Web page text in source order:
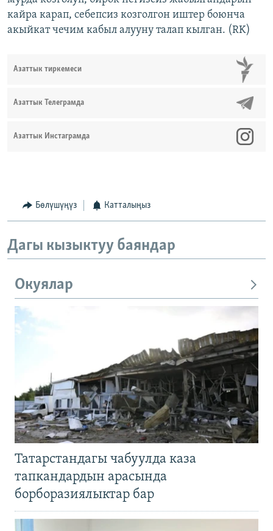
кайра карап, себепсиз козголгон иштер боюнча
акыйкат чечим кабыл алууну талап кылган. (RK)
Азаттык тиркемеси
Азаттык Телеграмда
Азаттык Инстаграмда
Бөлүшүңүз Катталыңыз
Дагы кызыктуу баяндар
Окуялар
Татарстандагы чабуулда каза
тапкандардын арасында
борборазиялыктар бар